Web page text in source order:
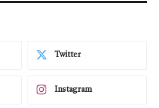
Twitter
Instagram